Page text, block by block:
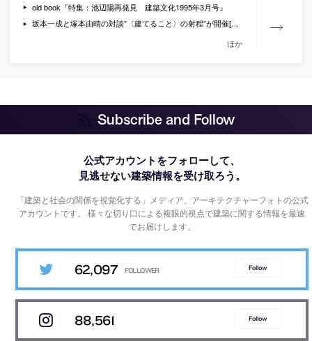
old book『特集：池辺陽再発見 建築文化1995年3月号』
坂本一成と塚本由晴の対談”〈建てること〉の射程”が開催[2011/3/17]
ほか
Subscribe and Follow
公式アカウントをフォローして、
見逃せない建築情報を受け取ろう。
「建築と社会の関係を視覚化する」メディア、アーキテクチャーフォトの公式
アカウントです。様々な切り口による複眼的視点で建築に関する情報を最速
でお届けします。
62,097 Follow
88,561 Follow